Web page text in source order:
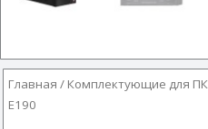
Главная / Комплектующие для ПК
E190